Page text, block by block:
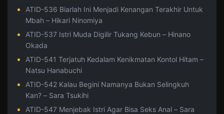
ATID-536 Biarlah Ini Menjadi Kenangan Terakhir Untuk
Mbah – Hikari Ninomiya
ATID-537 Istri Muda Digilir Tukang Kebun – Hinano
Okada
ATID-541 Terjatuh Kedalam Kenikmatan Kontol Hitam –
Natsu Hanabuchi
ATID-542 Kalau Begini Namanya Bukan Selingkuh
Kan? – Sara Tsukihi
ATID-547 Menjebak Istri Agar Bisa Seks Anal – Sara